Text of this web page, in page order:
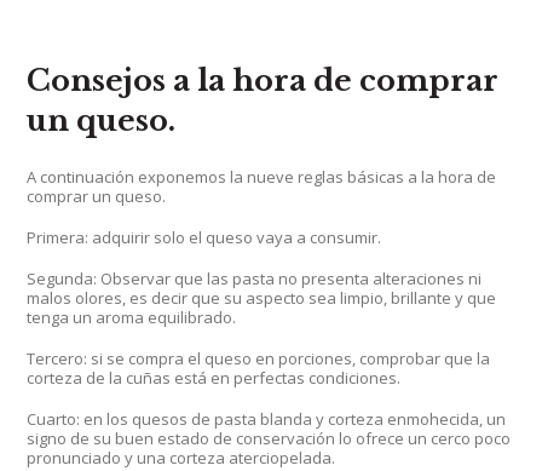
Consejos a la hora de comprar
un queso.
A continuación exponemos la nueve reglas básicas a la hora de
comprar un queso.
Primera: adquirir solo el queso vaya a consumir.
Segunda: Observar que las pasta no presenta alteraciones ni
malos olores, es decir que su aspecto sea limpio, brillante y que
tenga un aroma equilibrado.
Tercero: si se compra el queso en porciones, comprobar que la
corteza de la cuñas está en perfectas condiciones.
Cuarto: en los quesos de pasta blanda y corteza enmohecida, un
signo de su buen estado de conservación lo ofrece un cerco poco
pronunciado y una corteza aterciopelada.